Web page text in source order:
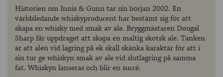
Historien om Innis & Gunn tar sin början 2002. En
världsledande whiskyproducent har bestämt sig för att
skapa en whisky med smak av ale. Bryggmästaren Dougal
Sharp får uppdraget att skapa en maltig skotsk ale. Tanken
är att alen vid lagring på ek skall skänka karaktär för att i
sin tur ge whiskyn smak av ale vid slutlagring på samma
fat. Whiskyn lanseras och blir en succé.